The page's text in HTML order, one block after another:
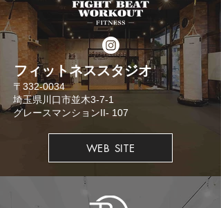
​フィットネススタジオ
​〒332-0034
埼玉県川口市並木3-7-1
​グレースマンションII- 107
WEB SITE